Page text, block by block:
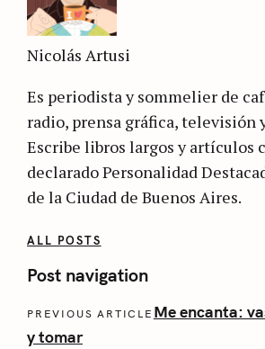
Nicolás Artusi
Es periodista y sommelier de
radio, prensa gráfica, televisión
Escribe libros largos y artículos
declarado Personalidad
de la Ciudad de Buenos Aires.
ALL POSTS
Post navigation
PREVIOUS ARTICLE Me encanta:
y tomar